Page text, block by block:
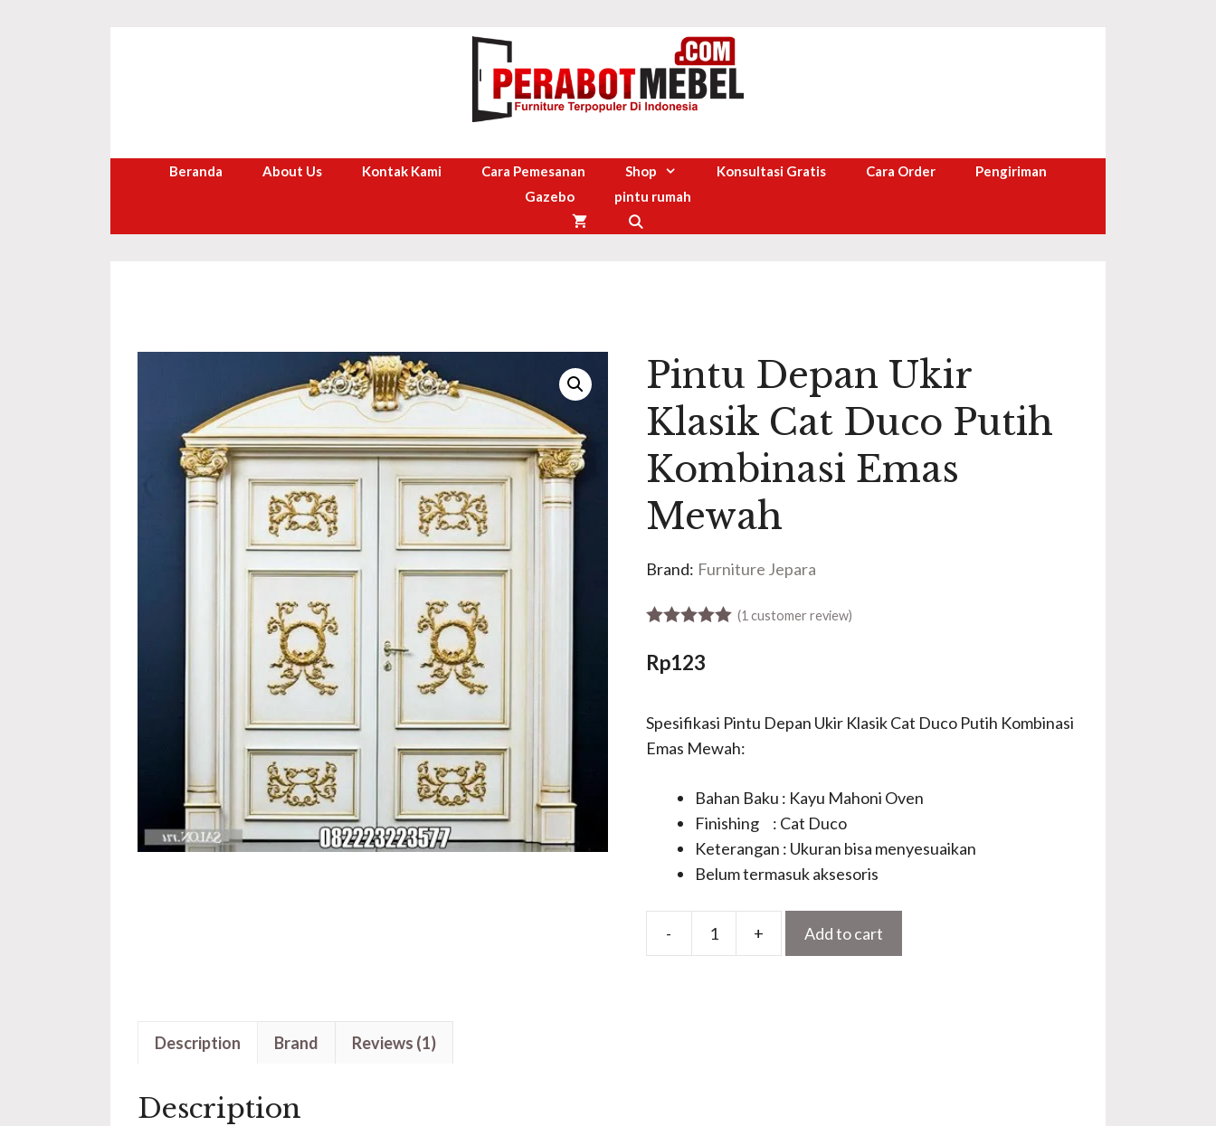
Beranda About Us Kontak Kami Cara Pemesanan Shop Konsultasi Gratis Cara Order
Pengiriman
Gazebo
pintu rumah
Pintu Depan Ukir
Klasik Cat Duco Putih
Kombinasi Emas
Mewah
Brand: Furniture Jepara
(1 customer review)
Rp123
Spesifikasi Pintu Depan Ukir Klasik Cat Duco Putih Kombinasi
Emas Mewah:
Bahan Baku : Kayu Mahoni Oven
Finishing : Cat Duco
Keterangan : Ukuran bisa menyesuaikan
Belum termasuk aksesoris
- + Add to cart
Description Brand Reviews (1)
Description